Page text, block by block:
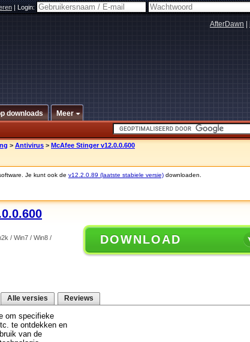
|Login:
AfterDawn
downloads Meer
> Antivirus > McAfee Stinger v12.0.0.600
Je kunt ook de v12.2.0.89 (laatste stabiele versie) downloaden.
/ Win7 / Win8 /
DOWNLOAD
Alle versies Reviews
om specifieke
te ontdekken en
van de